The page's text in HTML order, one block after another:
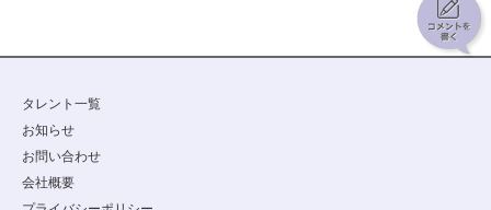
タレント一覧
お知らせ
お問い合わせ
会社概要